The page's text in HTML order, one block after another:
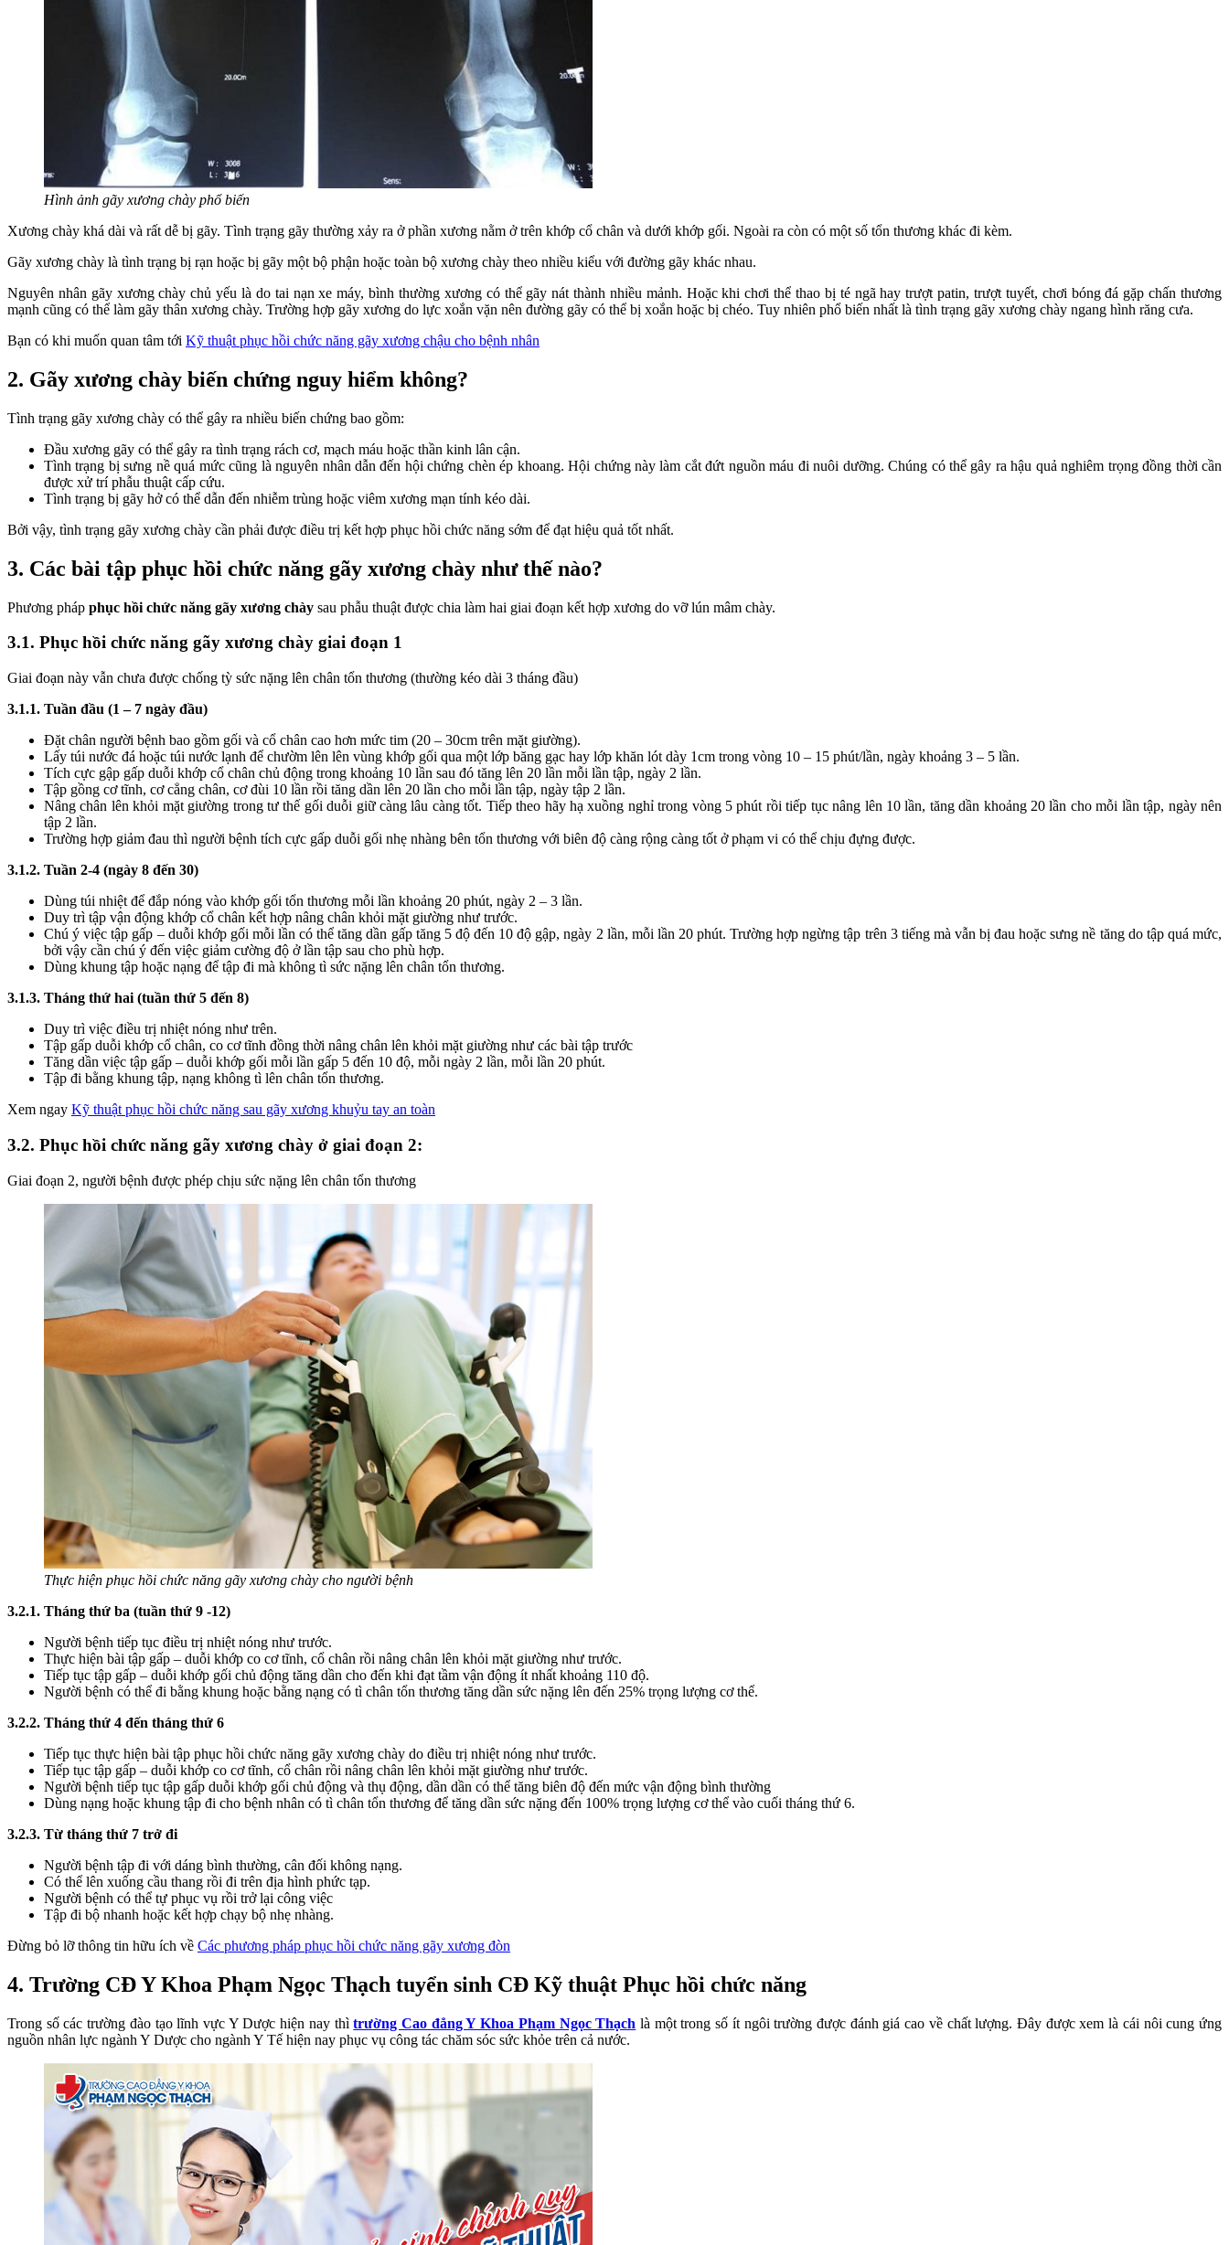
Hình ảnh gãy xương chày phổ biến
Xương chày khá dài và rất dễ bị gãy. Tình trạng gãy thường xảy ra ở phần xương nằm ở trên khớp cổ chân và dưới khớp gối. Ngoài ra còn có một số tổn thương khác đi kèm.
Gãy xương chày là tình trạng bị rạn hoặc bị gãy một bộ phận hoặc toàn bộ xương chày theo nhiều kiểu với đường gãy khác nhau.
Nguyên nhân gãy xương chày chủ yếu là do tai nạn xe máy, bình thường xương có thể gãy nát thành nhiều mảnh. Hoặc khi chơi thể thao bị té ngã hay trượt patin, trượt tuyết, chơi bóng đá gặp chấn thương
mạnh cũng có thể làm gãy thân xương chày. Trường hợp gãy xương do lực xoắn vặn nên đường gãy có thể bị xoắn hoặc bị chéo. Tuy nhiên phổ biến nhất là tình trạng gãy xương chày ngang hình răng cưa.
Bạn có khi muốn quan tâm tới Kỹ thuật phục hồi chức năng gãy xương chậu cho bệnh nhân
2. Gãy xương chày biến chứng nguy hiểm không?
Tình trạng gãy xương chày có thể gây ra nhiều biến chứng bao gồm:
Đầu xương gãy có thể gây ra tình trạng rách cơ, mạch máu hoặc thần kinh lân cận.
Tình trạng bị sưng nề quá mức cũng là nguyên nhân dẫn đến hội chứng chèn ép khoang. Hội chứng này làm cắt đứt nguồn máu đi nuôi dưỡng. Chúng có thể gây ra hậu quả nghiêm trọng đồng thời cần
được xử trí phẫu thuật cấp cứu.
Tình trạng bị gãy hở có thể dẫn đến nhiễm trùng hoặc viêm xương mạn tính kéo dài.
Bởi vậy, tình trạng gãy xương chày cần phải được điều trị kết hợp phục hồi chức năng sớm để đạt hiệu quả tốt nhất.
3. Các bài tập phục hồi chức năng gãy xương chày như thế nào?
Phương pháp phục hồi chức năng gãy xương chày sau phẫu thuật được chia làm hai giai đoạn kết hợp xương do vỡ lún mâm chày.
3.1. Phục hồi chức năng gãy xương chày giai đoạn 1
Giai đoạn này vẫn chưa được chống tỳ sức nặng lên chân tổn thương (thường kéo dài 3 tháng đầu)
3.1.1. Tuần đầu (1 – 7 ngày đầu)
Đặt chân người bệnh bao gồm gối và cổ chân cao hơn mức tim (20 – 30cm trên mặt giường).
Lấy túi nước đá hoặc túi nước lạnh để chườm lên lên vùng khớp gối qua một lớp băng gạc hay lớp khăn lót dày 1cm trong vòng 10 – 15 phút/lần, ngày khoảng 3 – 5 lần.
Tích cực gập gấp duỗi khớp cổ chân chủ động trong khoảng 10 lần sau đó tăng lên 20 lần mỗi lần tập, ngày 2 lần.
Tập gồng cơ tĩnh, cơ cẳng chân, cơ đùi 10 lần rồi tăng dần lên 20 lần cho mỗi lần tập, ngày tập 2 lần.
Nâng chân lên khỏi mặt giường trong tư thế gối duỗi giữ càng lâu càng tốt. Tiếp theo hãy hạ xuồng nghỉ trong vòng 5 phút rồi tiếp tục nâng lên 10 lần, tăng dần khoảng 20 lần cho mỗi lần tập, ngày nên
tập 2 lần.
Trường hợp giảm đau thì người bệnh tích cực gấp duỗi gối nhẹ nhàng bên tổn thương với biên độ càng rộng càng tốt ở phạm vi có thể chịu đựng được.
3.1.2. Tuần 2-4 (ngày 8 đến 30)
Dùng túi nhiệt để đắp nóng vào khớp gối tổn thương mỗi lần khoảng 20 phút, ngày 2 – 3 lần.
Duy trì tập vận động khớp cổ chân kết hợp nâng chân khỏi mặt giường như trước.
Chú ý việc tập gấp – duỗi khớp gối mỗi lần có thể tăng dần gấp tăng 5 độ đến 10 độ gập, ngày 2 lần, mỗi lần 20 phút. Trường hợp ngừng tập trên 3 tiếng mà vẫn bị đau hoặc sưng nề tăng do tập quá mức,
bởi vậy cần chú ý đến việc giảm cường độ ở lần tập sau cho phù hợp.
Dùng khung tập hoặc nạng để tập đi mà không tì sức nặng lên chân tổn thương.
3.1.3. Tháng thứ hai (tuần thứ 5 đến 8)
Duy trì việc điều trị nhiệt nóng như trên.
Tập gấp duỗi khớp cổ chân, co cơ tĩnh đồng thời nâng chân lên khỏi mặt giường như các bài tập trước
Tăng dần việc tập gấp – duỗi khớp gối mỗi lần gấp 5 đến 10 độ, mỗi ngày 2 lần, mỗi lần 20 phút.
Tập đi bằng khung tập, nạng không tì lên chân tổn thương.
Xem ngay Kỹ thuật phục hồi chức năng sau gãy xương khuỷu tay an toàn
3.2. Phục hồi chức năng gãy xương chày ở giai đoạn 2:
Giai đoạn 2, người bệnh được phép chịu sức nặng lên chân tổn thương
Thực hiện phục hồi chức năng gãy xương chày cho người bệnh
3.2.1. Tháng thứ ba (tuần thứ 9 -12)
Người bệnh tiếp tục điều trị nhiệt nóng như trước.
Thực hiện bài tập gấp – duỗi khớp co cơ tĩnh, cổ chân rồi nâng chân lên khỏi mặt giường như trước.
Tiếp tục tập gấp – duỗi khớp gối chủ động tăng dần cho đến khi đạt tầm vận động ít nhất khoảng 110 độ.
Người bệnh có thể đi bằng khung hoặc bằng nạng có tì chân tổn thương tăng dần sức nặng lên đến 25% trọng lượng cơ thể.
3.2.2. Tháng thứ 4 đến tháng thứ 6
Tiếp tục thực hiện bài tập phục hồi chức năng gãy xương chày do điều trị nhiệt nóng như trước.
Tiếp tục tập gấp – duỗi khớp co cơ tĩnh, cổ chân rồi nâng chân lên khỏi mặt giường như trước.
Người bệnh tiếp tục tập gấp duỗi khớp gối chủ động và thụ động, dần dần có thể tăng biên độ đến mức vận động bình thường
Dùng nạng hoặc khung tập đi cho bệnh nhân có tì chân tổn thương để tăng dần sức nặng đến 100% trọng lượng cơ thể vào cuối tháng thứ 6.
3.2.3. Từ tháng thứ 7 trở đi
Người bệnh tập đi với dáng bình thường, cân đối không nạng.
Có thể lên xuống cầu thang rồi đi trên địa hình phức tạp.
Người bệnh có thể tự phục vụ rồi trở lại công việc
Tập đi bộ nhanh hoặc kết hợp chạy bộ nhẹ nhàng.
Đừng bỏ lỡ thông tin hữu ích về Các phương pháp phục hồi chức năng gãy xương đòn
4. Trường CĐ Y Khoa Phạm Ngọc Thạch tuyển sinh CĐ Kỹ thuật Phục hồi chức năng
Trong số các trường đào tạo lĩnh vực Y Dược hiện nay thìtrường Cao đẳng Y Khoa Phạm Ngọc Thạch là một trong số ít ngôi trường được đánh giá cao về chất lượng. Đây được xem là cái nôi cung ứng
nguồn nhân lực ngành Y Dược cho ngành Y Tế hiện nay phục vụ công tác chăm sóc sức khỏe trên cả nước.